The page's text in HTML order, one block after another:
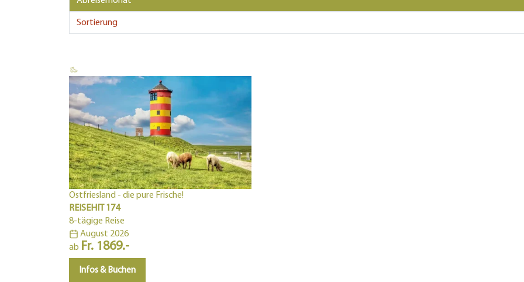
Ostfriesland - die pure Frische!
REISEHIT 174
8-tägige Reise
August 2026
ab Fr. 1869.-
Infos & Buchen